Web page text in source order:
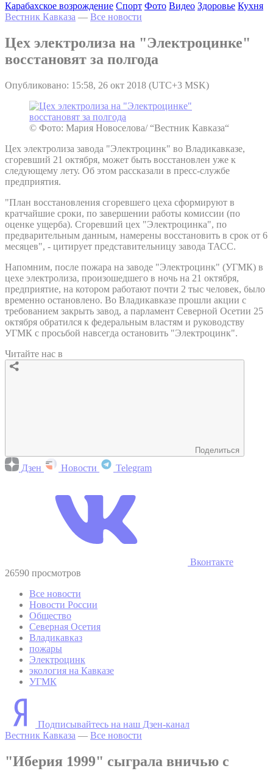
Карабахское возрождение Спорт Фото Видео Здоровье Кухня
Вестник Кавказа — Все новости
Цех электролиза на "Электроцинке"
восстановят за полгода
Опубликовано: 15:58, 26 окт 2018 (UTC+3 MSK)
© Фото: Мария Новоселова/ “Вестник Кавказа“
Цех электролиза завода "Электроцинк" во Владикавказе,
сгоревший 21 октября, может быть восстановлен уже к
следующему лету. Об этом рассказали в пресс-службе
предприятия.
"План восстановления сгоревшего цеха сформируют в
кратчайшие сроки, по завершении работы комиссии (по
оценке ущерба). Сгоревший цех "Электроцинка", по
предварительным данным, намерены восстановить в срок от 6
месяцев", - цитирует представительницу завода ТАСС.
Напомним, после пожара на заводе "Электроцинк" (УГМК) в
цехе электролиза, произошедшего в ночь на 21 октября,
предприятие, на котором работают почти 2 тыс человек, было
временно остановлено. Во Владикавказе прошли акции с
требованием закрыть завод, а парламент Северной Осетии 25
октября обратился к федеральным властям и руководству
УГМК с просьбой навсегда остановить "Электроцинк".
Читайте нас в
Поделиться
Дзен Новости Telegram
Вконтакте
26590 просмотров
Все новости
Новости России
Общество
Северная Осетия
Владикавказ
пожары
Электроцинк
экология на Кавказе
УГМК
Подписывайтесь на наш Дзен-канал
Вестник Кавказа — Все новости
"Иберия 1999" сыграла вничью с